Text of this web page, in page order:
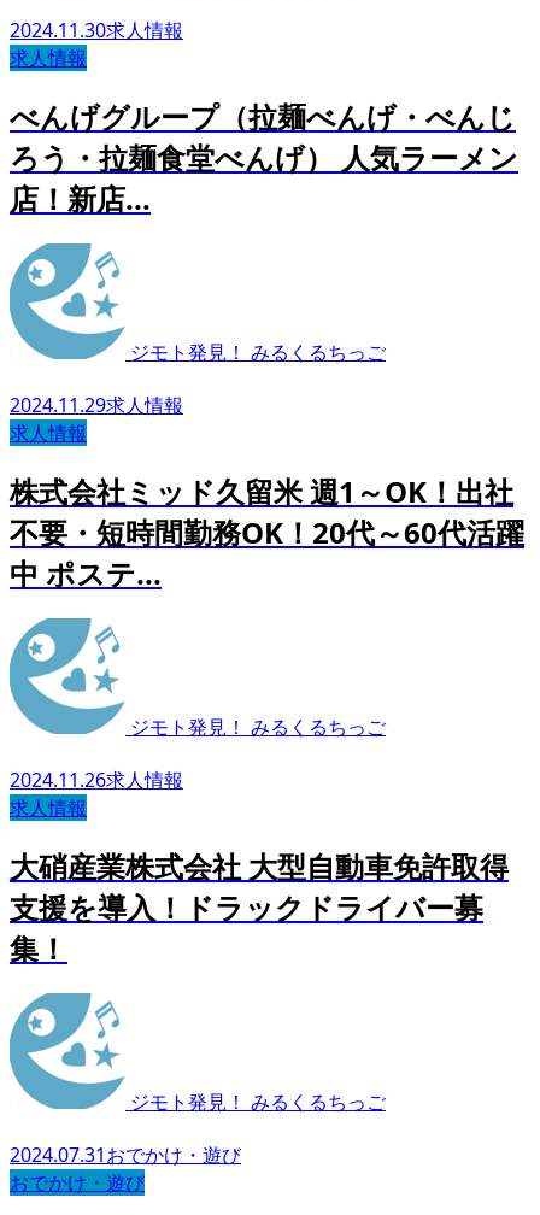
2024.11.30求人情報
求人情報
べんげグループ（拉麺べんげ・べんじ
ろう・拉麺食堂べんげ） 人気ラーメン
店！新店...
ジモト発見！ みるくるちっご
2024.11.29求人情報
求人情報
株式会社ミッド久留米 週1～OK！出社
不要・短時間勤務OK！20代～60代活躍
中 ポステ...
ジモト発見！ みるくるちっご
2024.11.26求人情報
求人情報
大硝産業株式会社 大型自動車免許取得
支援を導入！ドラックドライバー募
集！
ジモト発見！ みるくるちっご
2024.07.31おでかけ・遊び
おでかけ・遊び